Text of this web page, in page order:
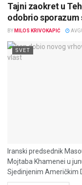
Tajni zaokret u
odobrio sporazum
BY MILOS KRIVOKAPIĆ
SVET
Iranski predsednik
Mojtaba Khamenei u
Sjedinjenim Američkim